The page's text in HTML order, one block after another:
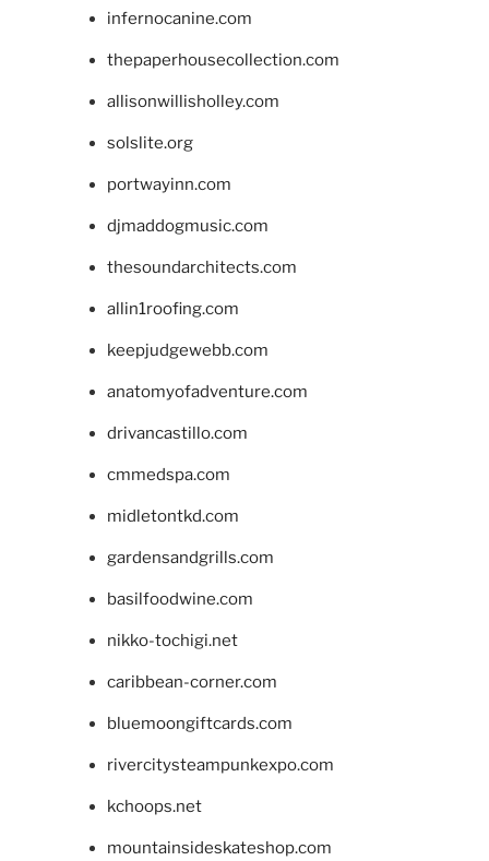
infernocanine.com
thepaperhousecollection.com
allisonwillisholley.com
solslite.org
portwayinn.com
djmaddogmusic.com
thesoundarchitects.com
allin1roofing.com
keepjudgewebb.com
anatomyofadventure.com
drivancastillo.com
cmmedspa.com
midletontkd.com
gardensandgrills.com
basilfoodwine.com
nikko-tochigi.net
caribbean-corner.com
bluemoongiftcards.com
rivercitysteampunkexpo.com
kchoops.net
mountainsideskateshop.com